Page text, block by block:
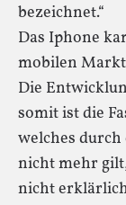
bezeichnet.“
Das Iphone
mobilen
Die
somit ist die
welches
nicht mehr
nicht